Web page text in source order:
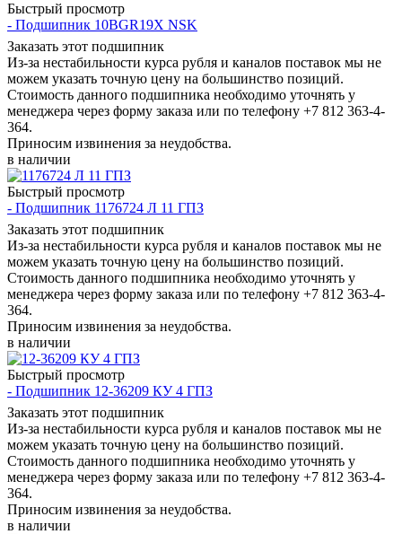
Быстрый просмотр
- Подшипник 10BGR19X NSK
Заказать этот подшипник
Из-за нестабильности курса рубля и каналов поставок мы не
можем указать точную цену на большинство позиций.
Стоимость данного подшипника необходимо уточнять у
менеджера через форму заказа или по телефону +7 812 363-4-
364.
Приносим извинения за неудобства.
в наличии
Быстрый просмотр
- Подшипник 1176724 Л 11 ГПЗ
Заказать этот подшипник
Из-за нестабильности курса рубля и каналов поставок мы не
можем указать точную цену на большинство позиций.
Стоимость данного подшипника необходимо уточнять у
менеджера через форму заказа или по телефону +7 812 363-4-
364.
Приносим извинения за неудобства.
в наличии
Быстрый просмотр
- Подшипник 12-36209 КУ 4 ГПЗ
Заказать этот подшипник
Из-за нестабильности курса рубля и каналов поставок мы не
можем указать точную цену на большинство позиций.
Стоимость данного подшипника необходимо уточнять у
менеджера через форму заказа или по телефону +7 812 363-4-
364.
Приносим извинения за неудобства.
в наличии